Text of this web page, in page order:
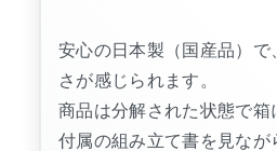
安心の日本製（国産品）で
さが感じられます。
商品は分解された状態で箱
付属の組み立て書を見なが